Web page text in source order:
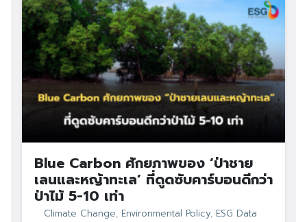
Blue Carbon ศักยภาพของ ‘ป่าชาย
เลนและหญ้าทะเล’ ที่ดูดซับคาร์บอนดีกว่า
ป่าไม้ 5-10 เท่า
Climate Change, Environmental Policy, ESG Data